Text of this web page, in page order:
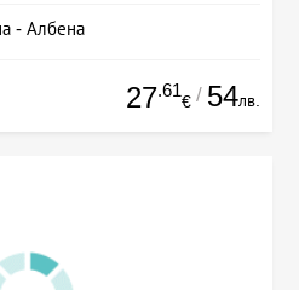
- Албена
27.61
€ / 54лв.